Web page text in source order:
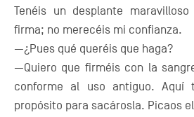
Tenéis un desplante
firma; no merecéis mi confianza.
—¿Pues qué queréis que haga?
—Quiero que firméis con la
conforme al uso antiguo. Aquí
propósito para sacárosla. Picaos